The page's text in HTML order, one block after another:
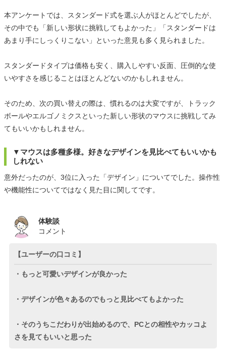
本アンケートでは、スタンダード式を選ぶ人がほとんどでしたが、
その中でも「新しい形状に挑戦してもよかった」「スタンダードは
あまり手にしっくりこない」といった意見も多く見られました。
スタンダードタイプは価格も安く、購入しやすい反面、圧倒的な使
いやすさを感じることはほとんどないのかもしれません。
そのため、次の買い替えの際は、慣れるのは大変ですが、トラック
ボールやエルゴノミクスといった新しい形状のマウスに挑戦してみ
てもいいかもしれません。
▼マウスは多種多様。好きなデザインを見比べてもいいかも
しれない
意外だったのが、3位に入った「デザイン」についてでした。操作性
や機能性についてではなく見た目に関してです。
体験談
コメント
【ユーザーの口コミ】
・もっと可愛いデザインが良かった
・デザインが色々あるのでもっと見比べてもよかった
・そのうちこだわりが出始めるので、PCとの相性やカッコよ
さを見てもいいと思った